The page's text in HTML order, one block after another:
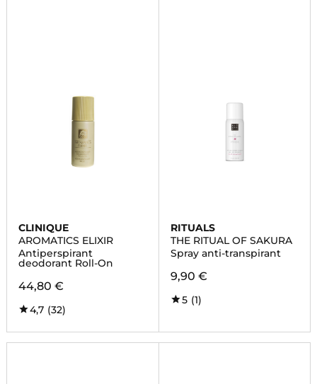
CLINIQUE
AROMATICS ELIXIR
Antiperspirant
deodorant Roll-On
44,80 €
4,7 (32)
RITUALS
THE RITUAL OF SAKURA
Spray anti-transpirant
9,90 €
5 (1)